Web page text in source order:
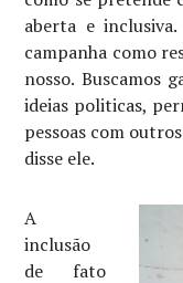
aberta e
campanha como
nosso. Buscamos
ideias politicas,
pessoas com
disse ele.
A
inclusão
de fato